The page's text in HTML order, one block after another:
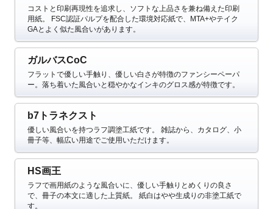
コストと印刷再現性を追求し、ソフトな上品さを兼ね備えた印刷
用紙。
FSC認証パルプを配合した環境対応紙で、MTA+やテイク
GAとよく似た風合いがあります。
ガルバスCoC
フラットで優しい手触り、優しい白さが特徴のファンシーペーパ
ー。落ち着いた風合いと穏やかなインキのグロス感が特徴です。
b7トラネクスト
優しい風合いを持つラフ調塗工紙です。 雑誌から、カタログ、小
冊子等、幅広い用途でご使用いただけます。
HS画王
ラフで画用紙のような風合いに、優しい手触りとめくりの良さ
で、冊子の本文に適した上質紙。 紙白はやや生成りの非塗工紙で
す。